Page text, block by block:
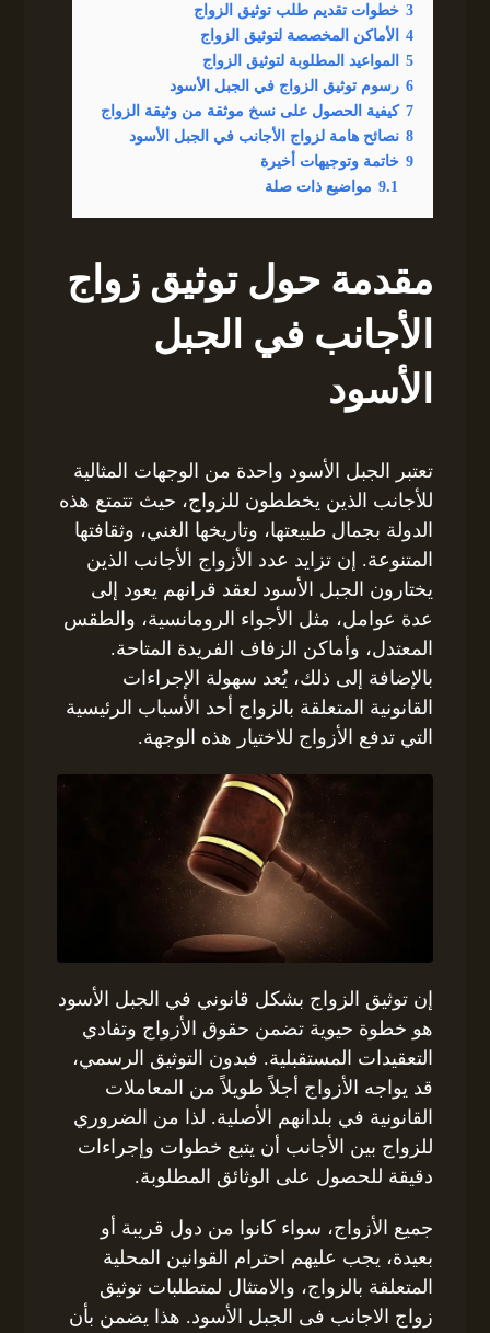
3 خطوات تقديم طلب توثيق الزواج
4
الأماكن المخصصة لتوثيق الزواج
5
المواعيد المطلوبة لتوثيق الزواج
6 رسوم توثيق الزواج في الجبل الأسود
7 كيفية الحصول على نسخ موثقة من وثيقة الزواج
8 نصائح هامة لزواج الأجانب في الجبل الأسود
9 خاتمة وتوجيهات أخيرة
9.1 مواضيع ذات صلة
مقدمة حول توثيق زواج
الأجانب في الجبل
الأسود
تعتبر الجبل الأسود واحدة من الوجهات المثالية
للأجانب الذين يخططون للزواج، حيث تتمتع هذه
الدولة بجمال طبيعتها، وتاريخها الغني، وثقافتها
المتنوعة. إن تزايد عدد الأزواج الأجانب الذين
يختارون الجبل الأسود لعقد قرانهم يعود إلى
عدة عوامل، مثل الأجواء الرومانسية، والطقس
المعتدل، وأماكن الزفاف الفريدة المتاحة.
بالإضافة إلى ذلك، يُعد سهولة الإجراءات
القانونية المتعلقة بالزواج أحد الأسباب الرئيسية
التي تدفع الأزواج للاختيار هذه الوجهة.
إن توثيق الزواج بشكل قانوني في الجبل الأسود
هو خطوة حيوية تضمن حقوق الأزواج وتفادي
التعقيدات المستقبلية. فبدون التوثيق الرسمي،
قد يواجه الأزواج أجلاً طويلاً من المعاملات
القانونية في بلدانهم الأصلية. لذا من الضروري
للزواج بين الأجانب أن يتبع خطوات وإجراءات
دقيقة للحصول على الوثائق المطلوبة.
جميع الأزواج، سواء كانوا من دول قريبة أو
بعيدة، يجب عليهم احترام القوانين المحلية
المتعلقة بالزواج، والامتثال لمتطلبات توثيق
زواج الاجانب فى الجبل الأسود. هذا يضمن بأن